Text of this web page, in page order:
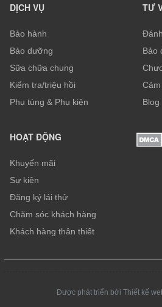
DỊCH VỤ
Bảo hành
Bảo dưỡng
Sữa chữa chung
Kiểm tra/triệu hồi
Phụ tùng & Phụ kiện
TƯ
Bảo
Blog
HOẠT ĐỘNG
Khuyến mãi
Sự kiện
Đăng ký lái thử
Chăm sóc khách hàng
Khách hàng thân thiết
Được phát triển bởi Thiết kế